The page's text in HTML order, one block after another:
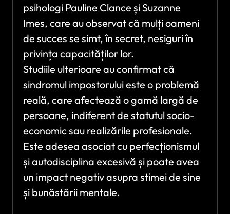
psihologi Pauline Clance și Suzanne
Imes, care au observat că mulți oameni
de succes se simt, în secret, nesiguri în
privința capacităților lor.
Studiile ulterioare au confirmat că
sindromul impostorului este o problemă
reală, care afectează o gamă largă de
persoane, indiferent de statutul socio-
economic sau realizările profesionale.
Este adesea asociat cu perfecționismul
și autodisciplina excesivă și poate avea
un impact negativ asupra stimei de sine
și bunăstării mentale.